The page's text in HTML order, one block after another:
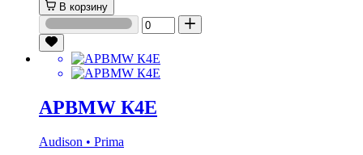
В корзину
APBMW К4E
Audison • Prima